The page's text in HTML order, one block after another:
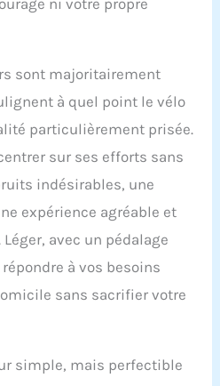
l'utilisation du velo d
veuillez nous contacter
un service de qualité. ISE
clientèle
équipe
de vos achats chez
le développement de
pas à l'utiliser.
sont majoritairement
à quel point le vélo
particulièrement prisée.
sur ses efforts sans
indésirables, une
expérience agréable et
avec un pédalage
à vos besoins
sans sacrifier votre
simple, mais perfectible